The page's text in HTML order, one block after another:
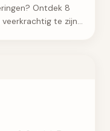
Ontdek 8
te zijn